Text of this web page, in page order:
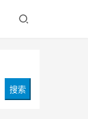
搜索